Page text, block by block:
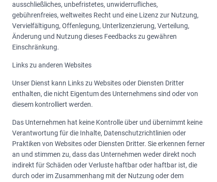
ausschließliches, unbefristetes, unwiderrufliches,
gebührenfreies, weltweites Recht und eine Lizenz zur Nutzung,
Vervielfältigung, Offenlegung, Unterlizenzierung, Verteilung,
Änderung und Nutzung dieses Feedbacks zu gewähren
Einschränkung.
Links zu anderen Websites
Unser Dienst kann Links zu Websites oder Diensten Dritter
enthalten, die nicht Eigentum des Unternehmens sind oder von
diesem kontrolliert werden.
Das Unternehmen hat keine Kontrolle über und übernimmt keine
Verantwortung für die Inhalte, Datenschutzrichtlinien oder
Praktiken von Websites oder Diensten Dritter. Sie erkennen ferner
an und stimmen zu, dass das Unternehmen weder direkt noch
indirekt für Schäden oder Verluste haftbar oder haftbar ist, die
durch oder im Zusammenhang mit der Nutzung oder dem